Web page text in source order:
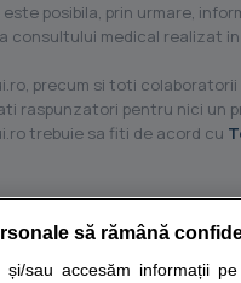
posibila, prin urmare,
consultului medical realizat
precum si toti
raspunzatori pentru nici un
trebuie sa fiti de acord cu
simptome
să rămână
sau accesăm informații pe